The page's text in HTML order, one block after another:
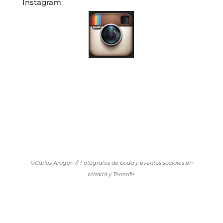
Instagram
©Carlos Aragón // Fotógrafos de boda y eventos sociales en
Madrid y Tenerife